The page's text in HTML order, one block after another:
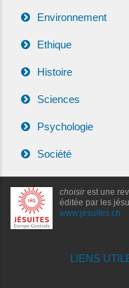
Environnement
Ethique
Histoire
Sciences
Psychologie
Société
choisirest une
éditée par les
www.jesuites.ch
LIENS